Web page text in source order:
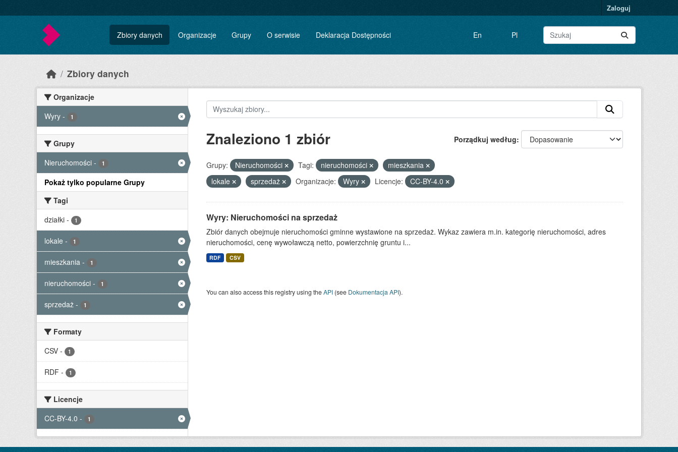
Zaloguj
Zbiory danych Organizacje Grupy O serwisie Deklaracja Dostępności En Pl
Zbiory danych
Organizacje
Wyry - 1
Grupy
Nieruchomości - 1
Pokaż tylko popularne Grupy
Tagi
działki - 1
lokale - 1
mieszkania - 1
nieruchomości - 1
sprzedaż - 1
Formaty
CSV - 1
RDF - 1
Licencje
CC-BY-4.0 - 1
Porządkuj według
Znaleziono 1 zbiór
Grupy: Nieruchomości Tagi: nieruchomości
mieszkania
lokale
sprzedaż Organizacje: Wyry Licencje: CC-BY-4.0
Wyry: Nieruchomości na sprzedaż
Zbiór danych obejmuje nieruchomości gminne wystawione na sprzedaż. Wykaz zawiera m.in. kategorię nieruchomości, adres
nieruchomości, cenę wywoławczą netto, powierzchnię gruntu i...
RDF CSV
You can also access this registry using theAPI(see Dokumentacja API).